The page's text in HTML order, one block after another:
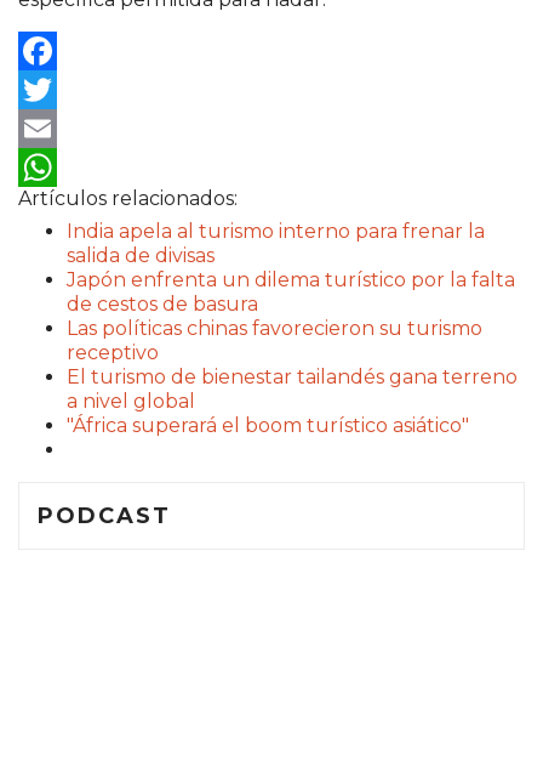
Facebook
Twitter
Email
WhatsApp
Artículos relacionados:
India apela al turismo interno para frenar la
salida de divisas
Japón enfrenta un dilema turístico por la falta
de cestos de basura
Las políticas chinas favorecieron su turismo
receptivo
El turismo de bienestar tailandés gana terreno
a nivel global
"África superará el boom turístico asiático"
PODCAST